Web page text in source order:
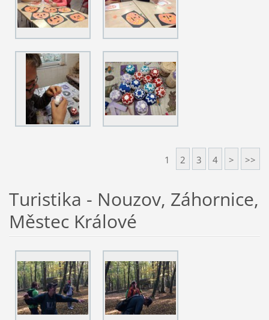
1 2 3 4 > >>
Turistika - Nouzov, Záhornice,
Městec Králové